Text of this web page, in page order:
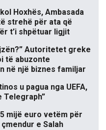
Hoxhës, Ambasada
strehë për ata që
t’i shpëtuar ligjit
Autoritetet greke
të abuzonte
në një biznes familjar
u pagua nga UEFA,
Telegraph”
mijë euro vetëm për
e Salah